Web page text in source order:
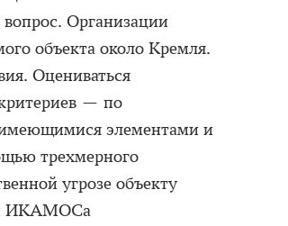
вопрос. Организации
объекта около Кремля.
Оцениваться
— по
имеющимися элементами и
трехмерного
угрозе объекту
ИКАМОСа